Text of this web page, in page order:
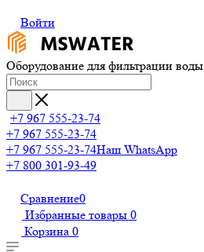
Войти
Оборудование для фильтрации воды
+7 967 555-23-74
+7 967 555-23-74
+7 967 555-23-74Наш WhatsApp
+7 800 301-93-49
Сравнение0
Избранные товары 0
Корзина 0